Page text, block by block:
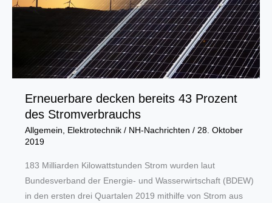
allgemeinverbindlich
Erneuerbare decken bereits 43 Prozent
des Stromverbrauchs
Allgemein, Elektrotechnik/ NH-Nachrichten / 28. Oktober
2019
183 Milliarden Kilowattstunden Strom wurden laut
Bundesverband der Energie- und Wasserwirtschaft (BDEW)
in den ersten drei Quartalen 2019 mithilfe von Strom aus